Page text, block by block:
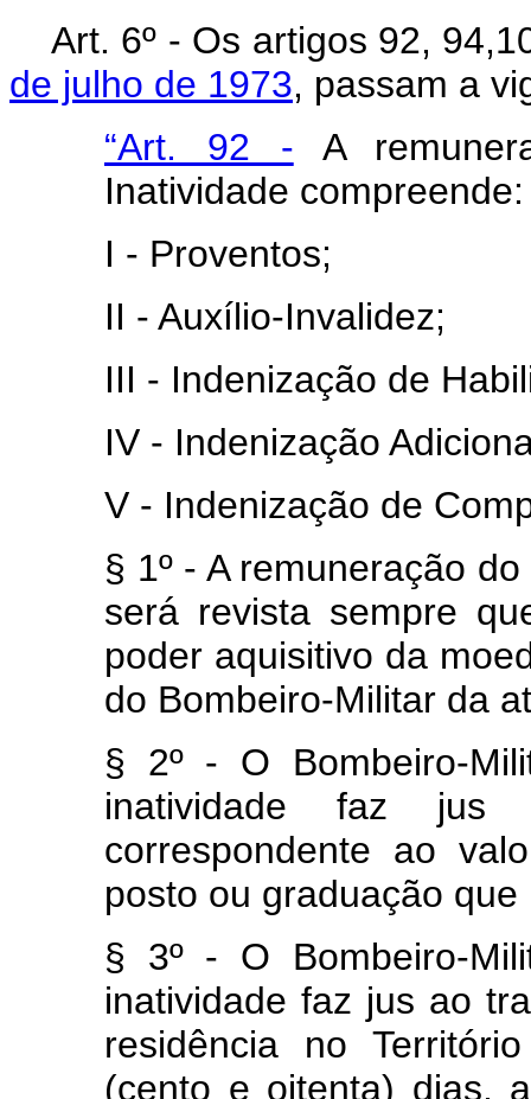
Art. 6º - Os artigos 92,
de julho de 1973, passam a
“Art. 92 - A
Inatividade compreende:
I - Proventos;
II - Auxílio-Invalidez;
III - Indenização de
IV - Indenização
V - Indenização de
§ 1º - A remuneração
será revista sempre
poder aquisitivo da
do Bombeiro-Militar da
§ 2º - O Bombeiro-
inatividade faz
correspondente ao
posto ou graduação
§ 3º - O Bombeiro-
inatividade faz jus ao
residência no
(cento e oitenta) dias,